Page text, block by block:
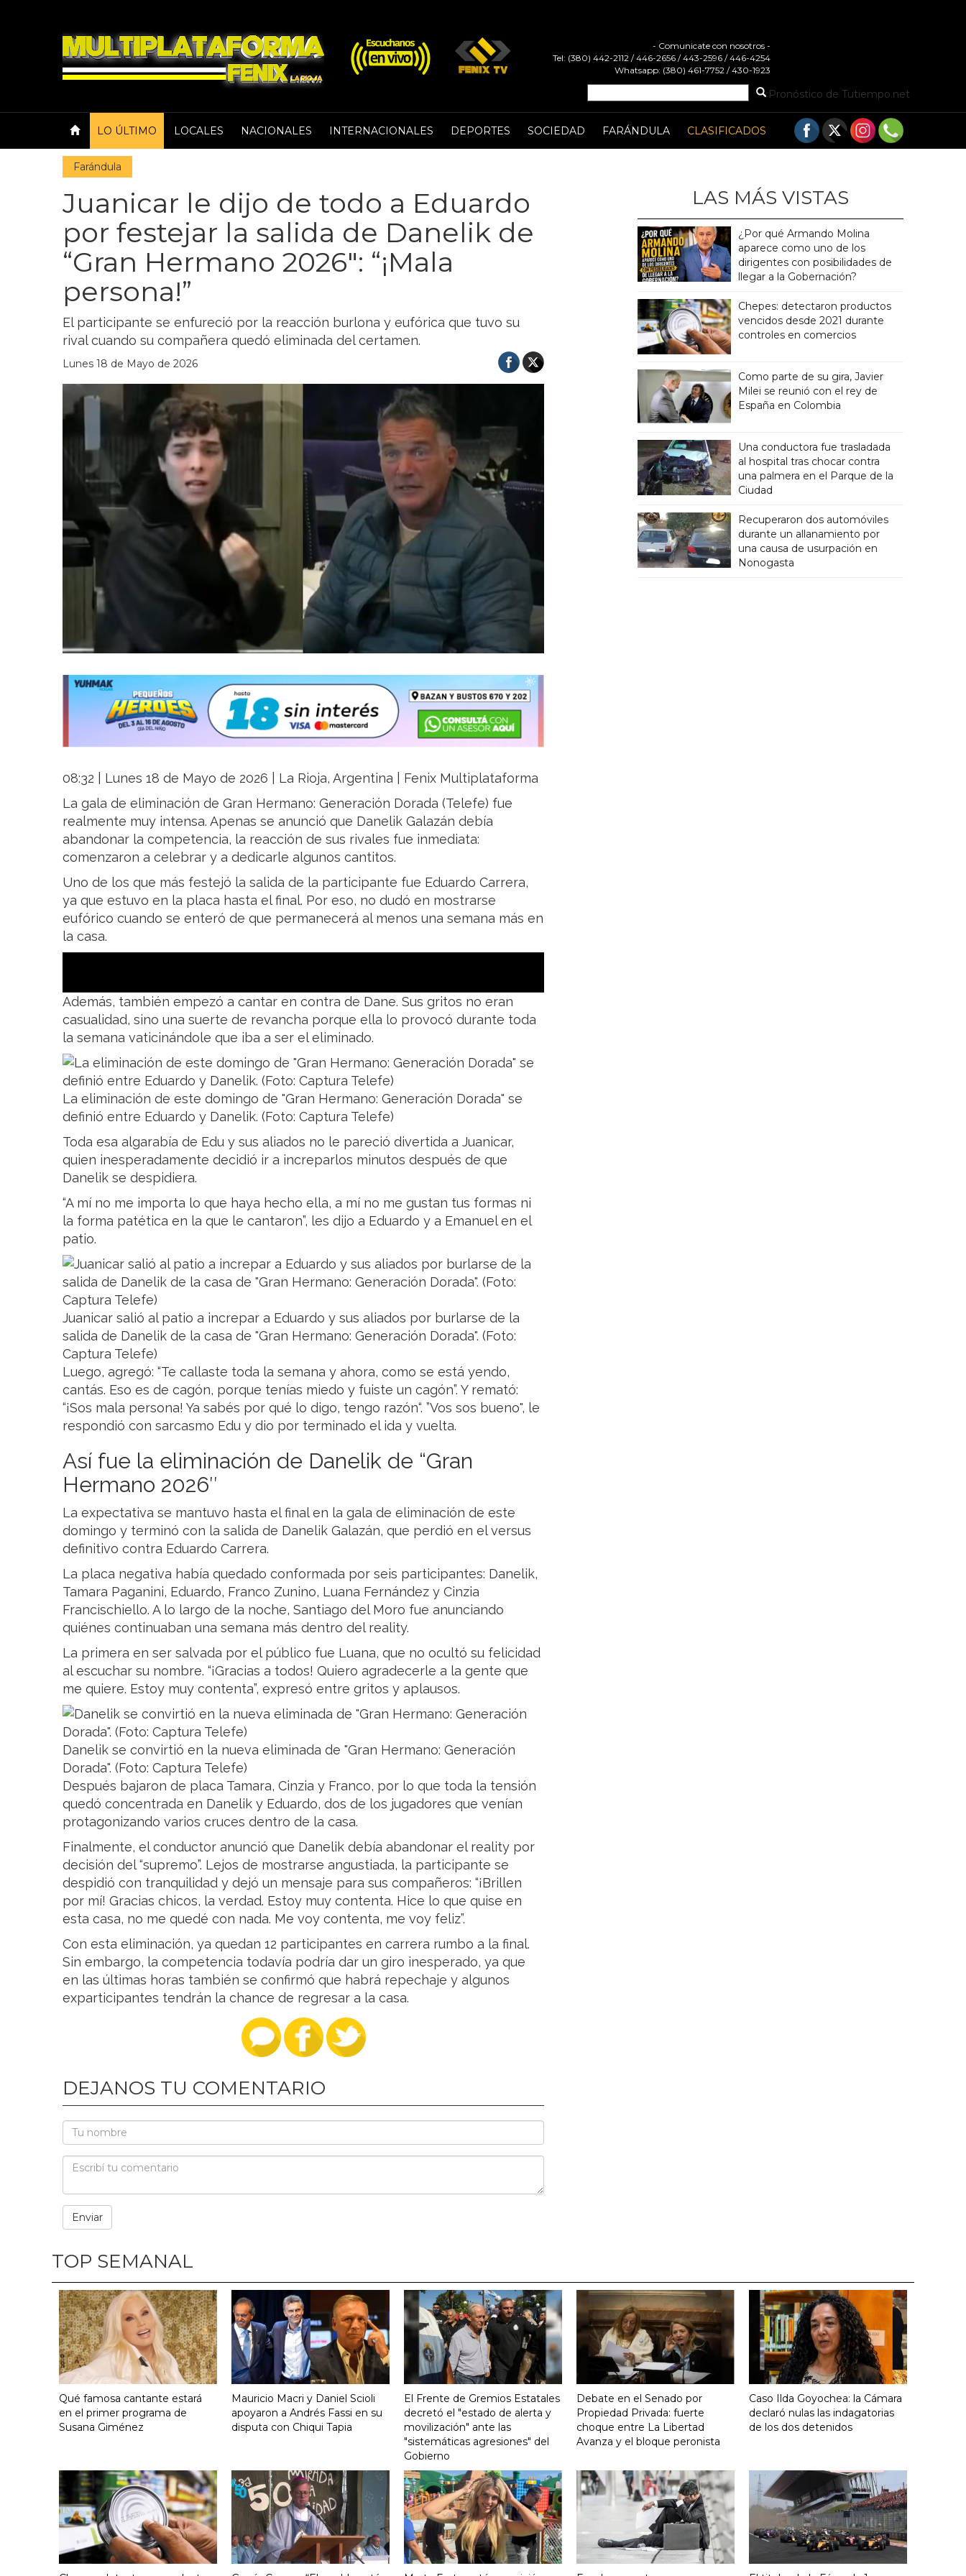
- Comunicate con nosotros -
Tel: (380) 442-2112 / 446-2656 / 443-2596 / 446-4254
Whatsapp: (380) 461-7752 / 430-1923
Pronóstico de Tutiempo.net
LO ÚLTIMO LOCALES NACIONALES INTERNACIONALES DEPORTES SOCIEDAD FARÁNDULA CLASIFICADOS
Farándula
Juanicar le dijo de todo a Eduardo
por festejar la salida de Danelik de
“Gran Hermano 2026″: “¡Mala
persona!”
El participante se enfureció por la reacción burlona y eufórica que tuvo su
rival cuando su compañera quedó eliminada del certamen.
Lunes 18 de Mayo de 2026
08:32 | Lunes 18 de Mayo de 2026 | La Rioja, Argentina | Fenix Multiplataforma
La gala de eliminación de Gran Hermano: Generación Dorada (Telefe) fue
realmente muy intensa. Apenas se anunció que Danelik Galazán debía
abandonar la competencia, la reacción de sus rivales fue inmediata:
comenzaron a celebrar y a dedicarle algunos cantitos.
Uno de los que más festejó la salida de la participante fue Eduardo Carrera,
ya que estuvo en la placa hasta el final. Por eso, no dudó en mostrarse
eufórico cuando se enteró de que permanecerá al menos una semana más en
la casa.
Además, también empezó a cantar en contra de Dane. Sus gritos no eran
casualidad, sino una suerte de revancha porque ella lo provocó durante toda
la semana vaticinándole que iba a ser el eliminado.
La eliminación de este domingo de "Gran Hermano: Generación Dorada" se
definió entre Eduardo y Danelik. (Foto: Captura Telefe)
Toda esa algarabía de Edu y sus aliados no le pareció divertida a Juanicar,
quien inesperadamente decidió ir a increparlos minutos después de que
Danelik se despidiera.
“A mí no me importa lo que haya hecho ella, a mí no me gustan tus formas ni
la forma patética en la que le cantaron”, les dijo a Eduardo y a Emanuel en el
patio.
Juanicar salió al patio a increpar a Eduardo y sus aliados por burlarse de la
salida de Danelik de la casa de "Gran Hermano: Generación Dorada". (Foto:
Captura Telefe)
Luego, agregó: “Te callaste toda la semana y ahora, como se está yendo,
cantás. Eso es de cagón, porque tenías miedo y fuiste un cagón”. Y remató:
“¡Sos mala persona! Ya sabés por qué lo digo, tengo razón“. ”Vos sos bueno", le
respondió con sarcasmo Edu y dio por terminado el ida y vuelta.
Así fue la eliminación de Danelik de “Gran
Hermano 2026″
La expectativa se mantuvo hasta el final en la gala de eliminación de este
domingo y terminó con la salida de Danelik Galazán, que perdió en el versus
definitivo contra Eduardo Carrera.
La placa negativa había quedado conformada por seis participantes: Danelik,
Tamara Paganini, Eduardo, Franco Zunino, Luana Fernández y Cinzia
Francischiello. A lo largo de la noche, Santiago del Moro fue anunciando
quiénes continuaban una semana más dentro del reality.
La primera en ser salvada por el público fue Luana, que no ocultó su felicidad
al escuchar su nombre. “¡Gracias a todos! Quiero agradecerle a la gente que
me quiere. Estoy muy contenta”, expresó entre gritos y aplausos.
Danelik se convirtió en la nueva eliminada de "Gran Hermano: Generación
Dorada". (Foto: Captura Telefe)
Después bajaron de placa Tamara, Cinzia y Franco, por lo que toda la tensión
quedó concentrada en Danelik y Eduardo, dos de los jugadores que venían
protagonizando varios cruces dentro de la casa.
Finalmente, el conductor anunció que Danelik debía abandonar el reality por
decisión del “supremo”. Lejos de mostrarse angustiada, la participante se
despidió con tranquilidad y dejó un mensaje para sus compañeros: “¡Brillen
por mí! Gracias chicos, la verdad. Estoy muy contenta. Hice lo que quise en
esta casa, no me quedé con nada. Me voy contenta, me voy feliz”.
Con esta eliminación, ya quedan 12 participantes en carrera rumbo a la final.
Sin embargo, la competencia todavía podría dar un giro inesperado, ya que
en las últimas horas también se confirmó que habrá repechaje y algunos
exparticipantes tendrán la chance de regresar a la casa.
DEJANOS TU COMENTARIO
LAS MÁS VISTAS
¿Por qué Armando Molina
aparece como uno de los
dirigentes con posibilidades de
llegar a la Gobernación?
Chepes: detectaron productos
vencidos desde 2021 durante
controles en comercios
Como parte de su gira, Javier
Milei se reunió con el rey de
España en Colombia
Una conductora fue trasladada
al hospital tras chocar contra
una palmera en el Parque de la
Ciudad
Recuperaron dos automóviles
durante un allanamiento por
una causa de usurpación en
Nonogasta
TOP SEMANAL
Qué famosa cantante estará
en el primer programa de
Susana Giménez
Mauricio Macri y Daniel Scioli
apoyaron a Andrés Fassi en su
disputa con Chiqui Tapia
El Frente de Gremios Estatales
decretó el "estado de alerta y
movilización" ante las
"sistemáticas agresiones" del
Gobierno
Debate en el Senado por
Propiedad Privada: fuerte
choque entre La Libertad
Avanza y el bloque peronista
Caso Ilda Goyochea: la Cámara
declaró nulas las indagatorias
de los dos detenidos